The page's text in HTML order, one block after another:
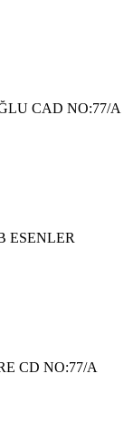
CAD NO:77/A
ESENLER
CD NO:77/A